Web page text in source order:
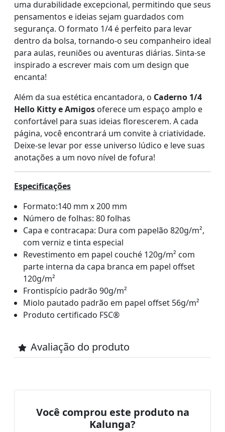
uma durabilidade excepcional, permitindo que seus
pensamentos e ideias sejam guardados com
segurança. O formato 1/4 é perfeito para levar
dentro da bolsa, tornando-o seu companheiro ideal
para aulas, reuniões ou aventuras diárias. Sinta-se
inspirado a escrever mais com um design que
encanta!
Além da sua estética encantadora, o Caderno 1/4
Hello Kitty e Amigos oferece um espaço amplo e
confortável para suas ideias florescerem. A cada
página, você encontrará um convite à criatividade.
Deixe-se levar por esse universo lúdico e leve suas
anotações a um novo nível de fofura!
Especificações
Formato:140 mm x 200 mm
Número de folhas: 80 folhas
Capa e contracapa: Dura com papelão 820g/m²,
com verniz e tinta especial
Revestimento em papel couché 120g/m² com
parte interna da capa branca em papel offset
120g/m²
Frontispício padrão 90g/m²
Miolo pautado padrão em papel offset 56g/m²
Produto certificado FSC®
Avaliação do produto
Você comprou este produto na
Kalunga?